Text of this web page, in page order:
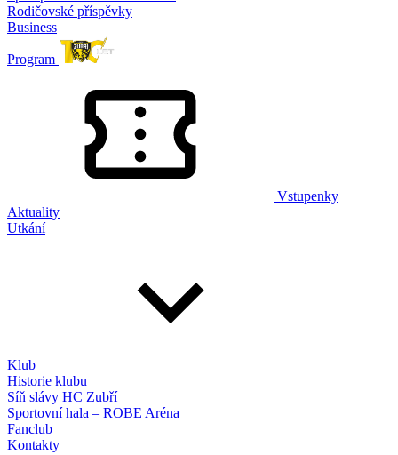
Rodičovské příspěvky
Business
Program
Vstupenky
Aktuality
Utkání
Klub
Historie klubu
Síň slávy HC Zubří
Sportovní hala – ROBE Aréna
Fanclub
Kontakty